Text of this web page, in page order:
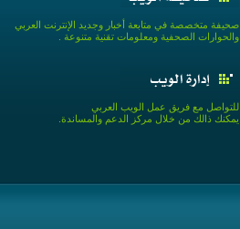
صحيفة متخصصة في متابعة أخبار وجديد الإنترنت العربي
والحوارات الصحفية ومعلومات تقنية متنوعة .
للتواصل مع فريق عمل الويب العربي
يمكنك ذالك من خلال مركز الدعم والمساندة.